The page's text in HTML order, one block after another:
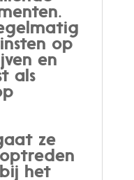
op
en
als
ze
het